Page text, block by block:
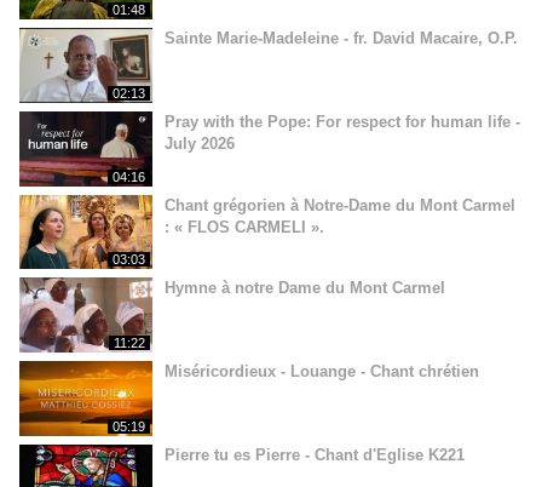
01:48
02:13
Sainte Marie-Madeleine - fr. David Macaire, O.P.
04:16
Pray with the Pope: For respect for human life -
July 2026
03:03
Chant grégorien à Notre-Dame du Mont Carmel
: « FLOS CARMELI ».
11:22
Hymne à notre Dame du Mont Carmel
05:19
Miséricordieux - Louange - Chant chrétien
Pierre tu es Pierre - Chant d'Eglise K221